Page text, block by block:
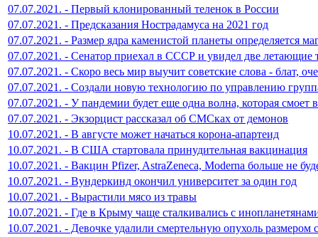
07.07.2021. - Первый клонированный теленок в России
07.07.2021. - Предсказания Нострадамуса на 2021 год
07.07.2021. - Размер ядра каменистой планеты определяется
07.07.2021. - Сенатор приехал в СССР и увидел две летающие
07.07.2021. - Скоро весь мир выучит советские слова - блат,
07.07.2021. - Создали новую технологию по управлению
07.07.2021. - У пандемии будет еще одна волна, которая смоет
07.07.2021. - Экзорцист рассказал об СМСках от демонов
10.07.2021. - В августе может начаться корона-апартеид
10.07.2021. - В США стартовала принудительная вакцинация
10.07.2021. - Вакцин Pfizer, AstraZeneca, Moderna больше не
10.07.2021. - Вундеркинд окончил университет за один год
10.07.2021. - Вырастили мясо из травы
10.07.2021. - Где в Крыму чаще сталкивались с
10.07.2021. - Девочке удалили смертельную опухоль размером